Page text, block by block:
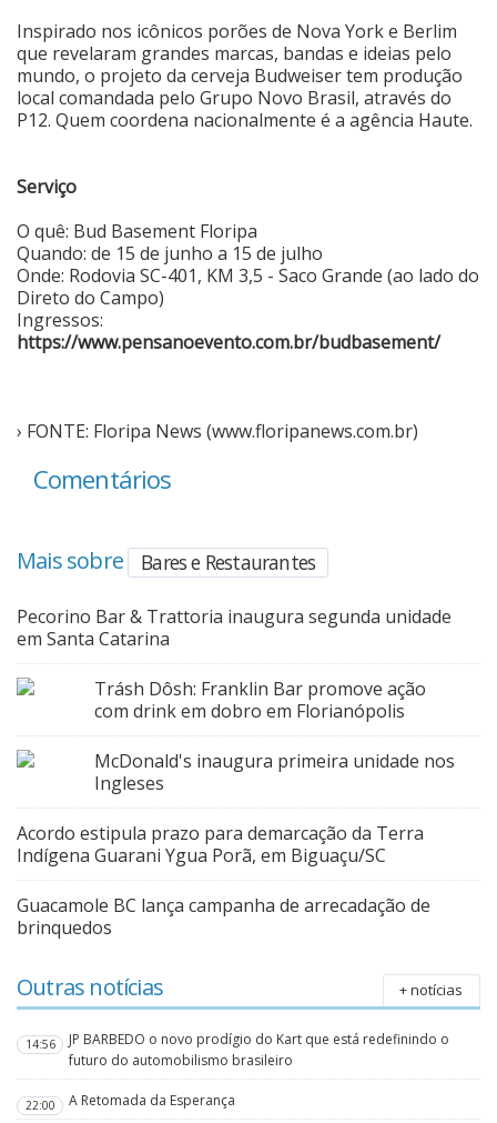
Inspirado nos icônicos porões de Nova York e Berlim
que revelaram grandes marcas, bandas e ideias pelo
mundo, o projeto da cerveja Budweiser tem produção
local comandada pelo Grupo Novo Brasil, através do
P12. Quem coordena nacionalmente é a agência Haute.
Serviço
O quê: Bud Basement Floripa
Quando: de 15 de junho a 15 de julho
Onde: Rodovia SC-401, KM 3,5 - Saco Grande (ao lado do
Direto do Campo)
Ingressos:
https://www.pensanoevento.com.br/budbasement/
› FONTE: Floripa News (www.floripanews.com.br)
Comentários
Mais sobre Bares e Restaurantes
Pecorino Bar & Trattoria inaugura segunda unidade
em Santa Catarina
Trásh Dôsh: Franklin Bar promove ação
com drink em dobro em Florianópolis
McDonald's inaugura primeira unidade nos
Ingleses
Acordo estipula prazo para demarcação da Terra
Indígena Guarani Ygua Porã, em Biguaçu/SC
Guacamole BC lança campanha de arrecadação de
brinquedos
Outras notícias + notícias
14:56
JP BARBEDO o novo prodígio do Kart que está redefinindo o
futuro do automobilismo brasileiro
22:00 A Retomada da Esperança